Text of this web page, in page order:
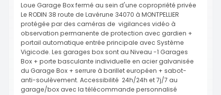
Loue Garage Box fermé au sein d'une copropriété privée
Le RODIN 38 route de Lavérune 34070 à MONTPELLIER
protégée par des caméras de vigilances vidéo à
observation permanente de protection avec gardien +
portail automatique entrée principale avec Système
Vigicode. Les garages box sont au Niveau -1 Garages
Box + porte basculante individuelle en acier galvanisée
du Garage Box + serrure à barillet européen + sabot-
anti-soulèvement. Accessibilité 24h/24h et 7j/7 au
garage/box avec la télécommande personnalisé